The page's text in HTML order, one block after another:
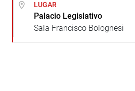
LUGAR
Palacio Legislativo
Sala Francisco Bolognesi